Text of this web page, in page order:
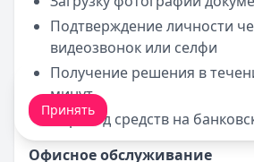
Подтверждение личности
видеозвонок или селфи
Получение решения в
минут
Перевод средств на
Офисное обслуживание
Мы обрабатываем ваши
Принять